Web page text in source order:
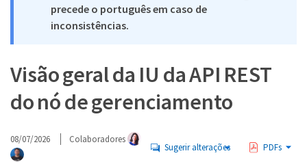
precede o português em caso de
inconsistências.
Visão geral da IU da API REST
do nó de gerenciamento
08/07/2026 Colaboradores
Sugerir alterações PDFs